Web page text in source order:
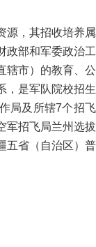
，其招收培养属
政部和军委政治工
辖市）的教育、公
，是军队院校招生
局及所辖7个招飞
军招飞局兰州选拔
五省（自治区）普